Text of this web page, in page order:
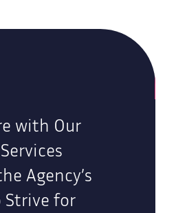
with Our
Agency’s
Strive for